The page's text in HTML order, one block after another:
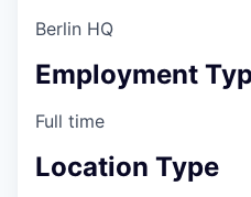
Berlin HQ
Employment
Full time
Location Type